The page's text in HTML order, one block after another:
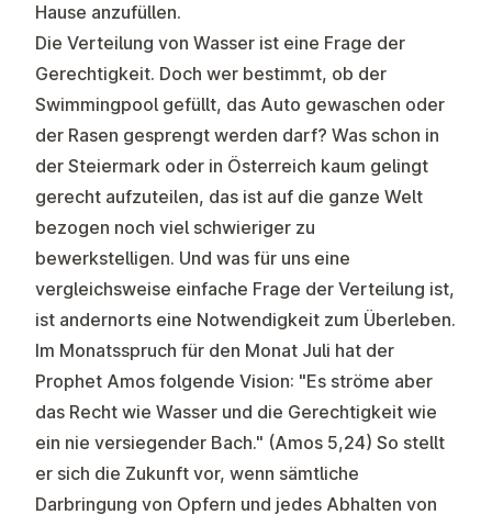
Hause anzufüllen.
Die Verteilung von Wasser ist eine Frage der
Gerechtigkeit. Doch wer bestimmt, ob der
Swimmingpool gefüllt, das Auto gewaschen oder
der Rasen gesprengt werden darf? Was schon in
der Steiermark oder in Österreich kaum gelingt
gerecht aufzuteilen, das ist auf die ganze Welt
bezogen noch viel schwieriger zu
bewerkstelligen. Und was für uns eine
vergleichsweise einfache Frage der Verteilung ist,
ist andernorts eine Notwendigkeit zum Überleben.
Im Monatsspruch für den Monat Juli hat der
Prophet Amos folgende Vision: "Es ströme aber
das Recht wie Wasser und die Gerechtigkeit wie
ein nie versiegender Bach." (Amos 5,24) So stellt
er sich die Zukunft vor, wenn sämtliche
Darbringung von Opfern und jedes Abhalten von